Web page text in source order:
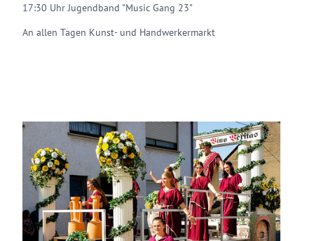
17:30 Uhr Jugendband "Music Gang 23"
An allen Tagen Kunst- und Handwerkermarkt